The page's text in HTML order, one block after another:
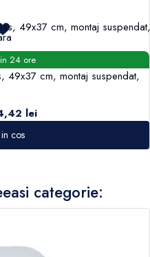
24 ore
49x37 cm, montaj suspendat,
lei
cos
categorie: